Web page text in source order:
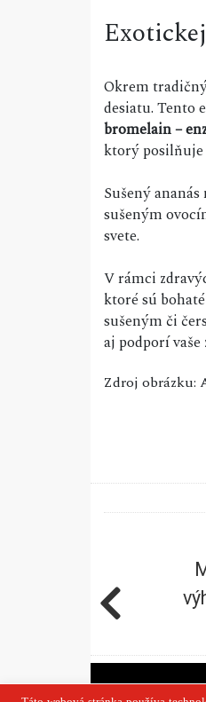
Okrem
desiatu. Tento
bromelain –
ktorý posilňuje
Sušený
sušeným
svete.
V rámci
ktoré sú
sušeným či
aj podporí vaše
Zdroj obrázku: